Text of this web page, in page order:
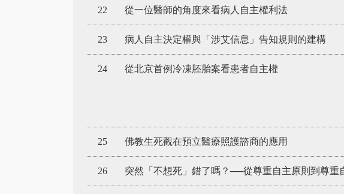
22 從一位醫師的角度來看病人自主權利法
23 病人自主決定權與「涉艾信息」告知規則的建構
24 從北京首例冷凍胚胎案看患者自主權
25 佛教生死觀在預立醫療照護諮商的應用
26 突然「不想死」錯了嗎？──從尊重自主原則到尊重